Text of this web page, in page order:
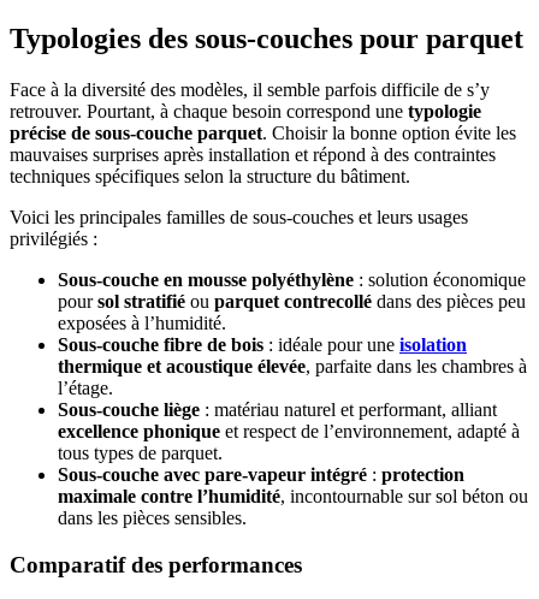
Typologies des sous-couches pour parquet
Face à la diversité des modèles, il semble parfois difficile de s’y
retrouver. Pourtant, à chaque besoin correspond une typologie
précise de sous-couche parquet. Choisir la bonne option évite les
mauvaises surprises après installation et répond à des contraintes
techniques spécifiques selon la structure du bâtiment.
Voici les principales familles de sous-couches et leurs usages
privilégiés :
Sous-couche en mousse polyéthylène : solution économique
poursol stratifié ou parquet contrecollé dans des pièces peu
exposées à l’humidité.
Sous-couche fibre de bois : idéale pour une isolation
thermique et acoustique élevée, parfaite dans les chambres à
l’étage.
Sous-couche liège : matériau naturel et performant, alliant
excellence phonique et respect de l’environnement, adapté à
tous types de parquet.
Sous-couche avec pare-vapeur intégré : protection
maximale contre l’humidité, incontournable sur sol béton ou
dans les pièces sensibles.
Comparatif des performances